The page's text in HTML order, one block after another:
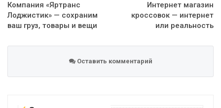
Компания «Яртранс
Лоджистик» — сохраним
ваш груз, товары и вещи
Интернет магазин
кроссовок — интернет
или реальность
Оставить комментарий